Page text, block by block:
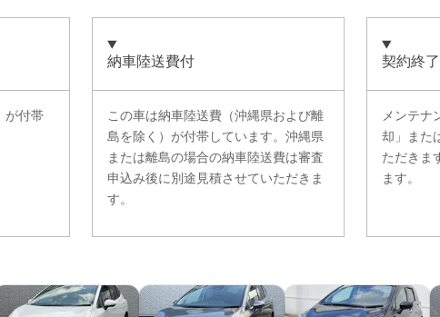
が付帯
納車陸送費付
この車は納車陸送費（沖縄県および離
島を除く）が付帯しています。沖縄県
または離島の場合の納車陸送費は審査
申込み後に別途見積させていただきま
す。
契約終
メンテナ
却」また
ただきま
ます。